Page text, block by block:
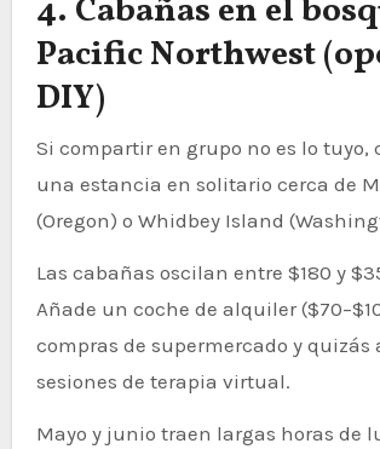
4. Cabañas en el
Pacific Northwest
DIY)
Si compartir en grupo no es lo tuyo,
una estancia en solitario cerca de
(Oregon) o Whidbey Island
Las cabañas oscilan entre $180 y
Añade un coche de alquiler
compras de supermercado y quizás
sesiones de terapia virtual.
Mayo y junio traen largas horas de